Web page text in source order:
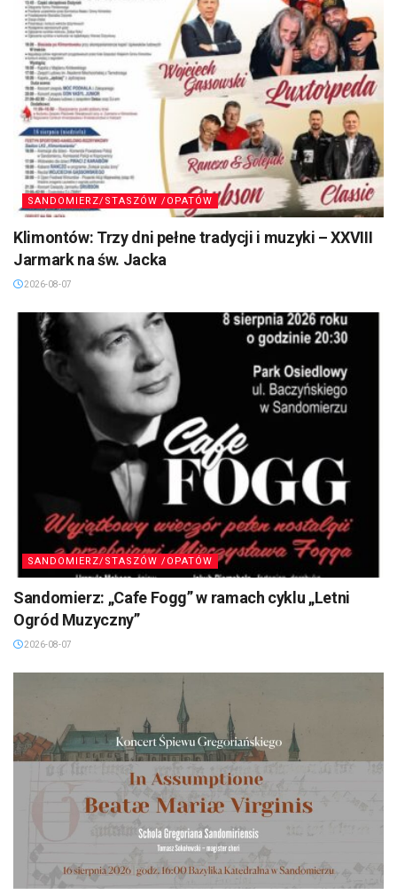
SANDOMIERZ/STASZÓW /OPATÓW
Klimontów: Trzy dni pełne tradycji i muzyki – XXVIII
Jarmark na św. Jacka
2026-08-07
SANDOMIERZ/STASZÓW /OPATÓW
Sandomierz: „Cafe Fogg” w ramach cyklu „Letni
Ogród Muzyczny”
2026-08-07